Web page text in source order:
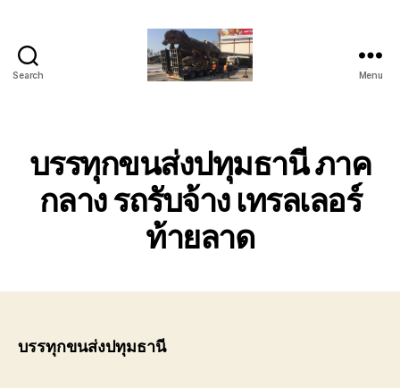
Search
รถ
เทรล
เลอ
ร์
หัว
ลาก
โทร
Menu
บรรทุกขนส่งปทุมธานี ภาค
กลาง รถรับจ้าง เทรลเลอร์
ท้ายลาด
บรรทุกขนส่งปทุมธานี